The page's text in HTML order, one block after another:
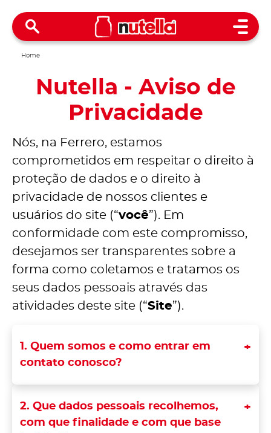
Open
Home
Nutella - Aviso de
Privacidade
Nós, na Ferrero, estamos
comprometidos em respeitar o direito à
proteção de dados e o direito à
privacidade de nossos clientes e
usuários do site (“você”). Em
conformidade com este compromisso,
desejamos ser transparentes sobre a
forma como coletamos e tratamos os
seus dados pessoais através das
atividades deste site (“Site”).
1. Quem somos e como entrar em
contato conosco?
2. Que dados pessoais recolhemos,
com que finalidade e com que base